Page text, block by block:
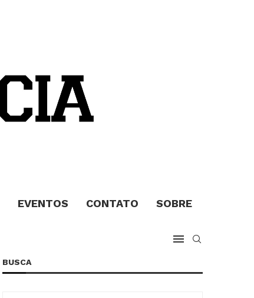
EVENTOS CONTATO SOBRE
BUSCA